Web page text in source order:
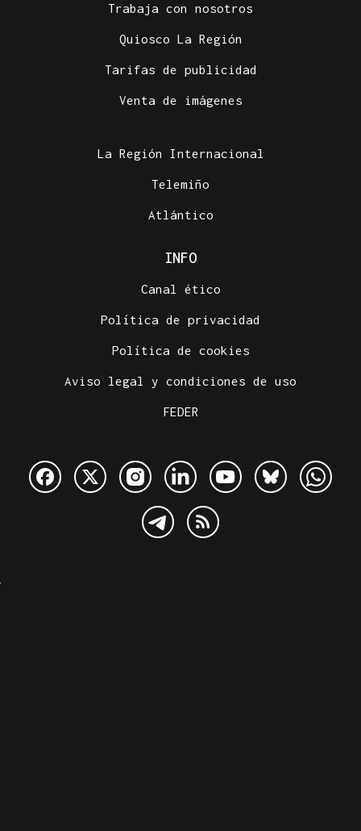
Trabaja con nosotros
Quiosco La Región
Tarifas de publicidad
Venta de imágenes
La Región Internacional
Telemiño
Atlántico
INFO
Canal ético
Política de privacidad
Política de cookies
Aviso legal y condiciones de uso
FEDER